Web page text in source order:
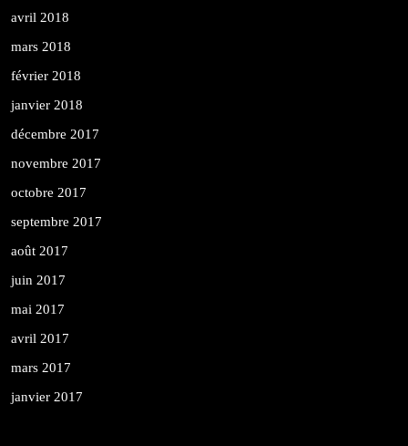
avril 2018
mars 2018
février 2018
janvier 2018
décembre 2017
novembre 2017
octobre 2017
septembre 2017
août 2017
juin 2017
mai 2017
avril 2017
mars 2017
janvier 2017